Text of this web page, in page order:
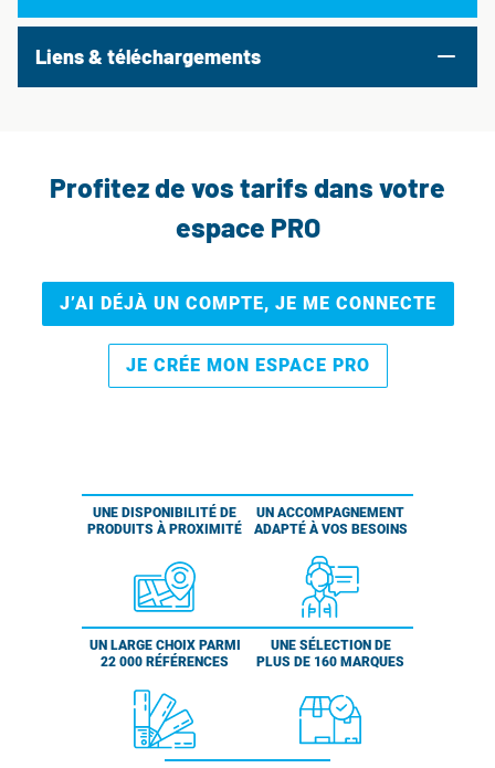
Liens & téléchargements
Profitez de vos tarifs dans votre
espace PRO
J’AI DÉJÀ UN COMPTE, JE ME CONNECTE
JE CRÉE MON ESPACE PRO
UNE DISPONIBILITÉ DE
PRODUITS À PROXIMITÉ
UN ACCOMPAGNEMENT
ADAPTÉ À VOS BESOINS
UN LARGE CHOIX PARMI
22 000 RÉFÉRENCES
UNE SÉLECTION DE
PLUS DE 160 MARQUES